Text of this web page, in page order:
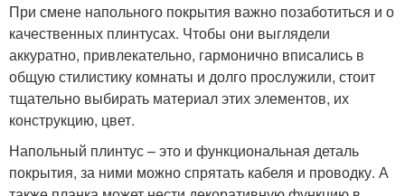
При смене напольного покрытия важно позаботиться и о
качественных плинтусах. Чтобы они выглядели
аккуратно, привлекательно, гармонично вписались в
общую стилистику комнаты и долго прослужили, стоит
тщательно выбирать материал этих элементов, их
конструкцию, цвет.
Напольный плинтус – это и функциональная деталь
покрытия, за ними можно спрятать кабеля и проводку. А